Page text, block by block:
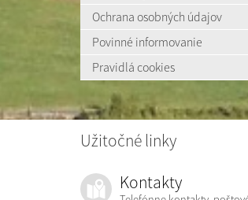
Ochrana osobných údajov
Povinné informovanie
Pravidlá cookies
Užitočné linky
Kontakty